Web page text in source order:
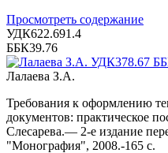
Просмотреть содержание
УДК622.691.4
ББК39.76
Лалаева З.А.
Требования к оформлению
документов: практическое
Слесарева.— 2-е издание
"Монография", 2008.-165 с.